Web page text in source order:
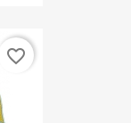
favorite_border